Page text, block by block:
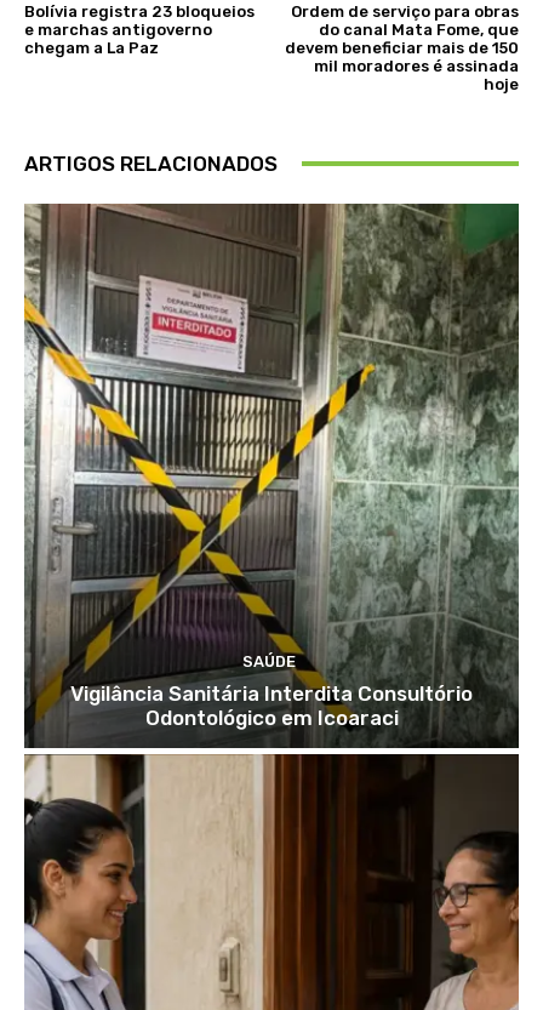
Bolívia registra 23 bloqueios
e marchas antigoverno
chegam a La Paz
Ordem de serviço para obras
do canal Mata Fome, que
devem beneficiar mais de 150
mil moradores é assinada
hoje
ARTIGOS RELACIONADOS
SAÚDE
Vigilância Sanitária Interdita Consultório
Odontológico em Icoaraci